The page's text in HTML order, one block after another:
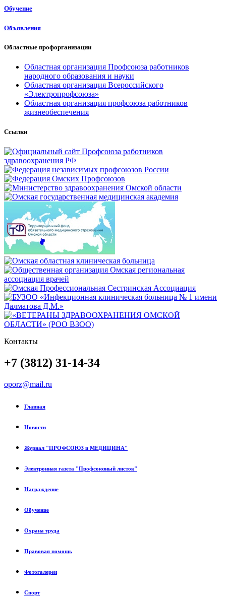
Обучение
Объявления
Областные профорганизации
Областная организация Профсоюза работников
народного образования и науки
Областная организация Всероссийского
«Электропрофсоюза»
Областная организация профсоюза работников
жизнеобеспечения
Ссылки
Контакты
+7 (3812) 31-14-34
oporz@mail.ru
Главная
Новости
Журнал "ПРОФСОЮЗ и МЕДИЦИНА"
Электронная газета "Профсоюзный листок"
Награждение
Обучение
Охрана труда
Правовая помощь
Фотогалереи
Спорт